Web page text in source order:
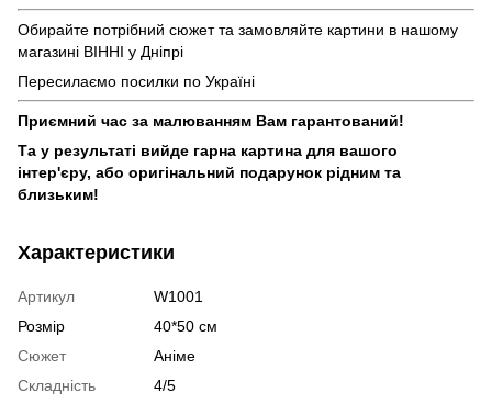
Обирайте потрібний сюжет та замовляйте картини в нашому
магазині ВІННІ у Дніпрі
Пересилаємо посилки по Україні
Приємний час за малюванням Вам гарантований!
Та у результаті вийде гарна картина для вашого
інтер'єру, або оригінальний подарунок рідним та
близьким!
Характеристики
Артикул
W1001
Розмір
40*50 см
Сюжет
Аніме
Складність
4/5